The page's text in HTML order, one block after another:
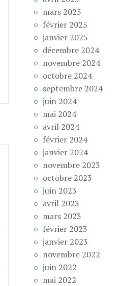
mars 2025
février 2025
janvier 2025
décembre 2024
novembre 2024
octobre 2024
septembre 2024
juin 2024
mai 2024
avril 2024
février 2024
janvier 2024
novembre 2023
octobre 2023
juin 2023
avril 2023
mars 2023
février 2023
janvier 2023
novembre 2022
juin 2022
mai 2022